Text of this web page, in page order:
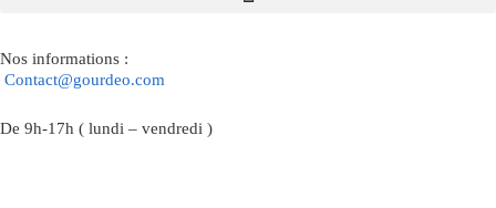
Nos informations :
Contact@gourdeo.com
De 9h-17h ( lundi – vendredi )